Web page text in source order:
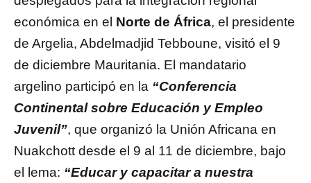
económica en el Norte de África, el presidente
de Argelia, Abdelmadjid Tebboune, visitó el 9
de diciembre Mauritania. El mandatario
argelino participó en la “Conferencia
Continental sobre Educación y Empleo
Juvenil”, que organizó la Unión Africana en
Nuakchott desde el 9 al 11 de diciembre, bajo
el lema: “Educar y capacitar a nuestra